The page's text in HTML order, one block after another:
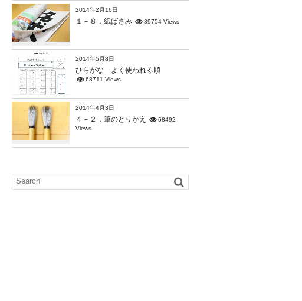
2014年2月16日
１－８．紙ばさみ 89754 Views
2014年5月8日
ひらがな よく使われる順
68711 Views
2014年4月3日
４－２．筆のとりかえ
68492
Views